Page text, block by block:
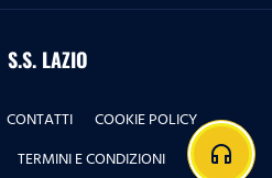
S.S. LAZIO
CONTATTI
COOKIE POLICY
TERMINI E CONDIZIONI headphones